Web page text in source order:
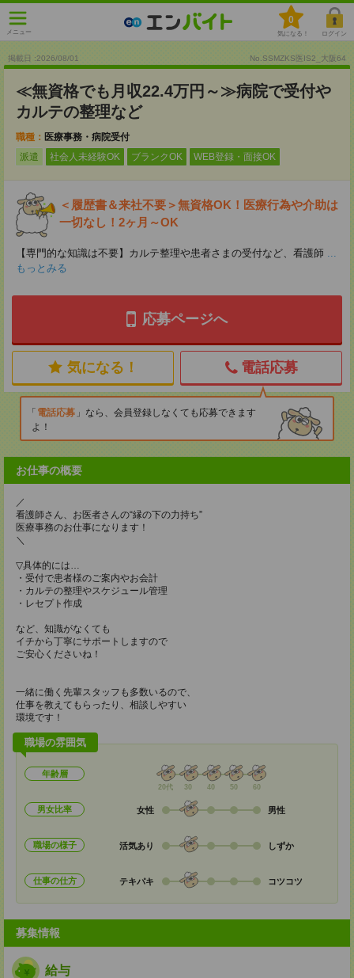
メニュー
0
気になる！ ログイン
掲載日 :2026/08/01 No.SSMZKS医IS2_大阪64
≪無資格でも月収22.4万円～≫病院で受付や
カルテの整理など
職種： 医療事務・病院受付
派遣
社会人未経験OK ブランクOK WEB登録・面接OK
＜履歴書＆来社不要＞無資格OK！医療行為や介助は
一切なし！2ヶ月～OK
【専門的な知識は不要】カルテ整理や患者さまの受付など、看護師 ...
もっとみる
応募ページへ
気になる！ 電話応募
電話応募
なら、会員登録しなくても応募できます
よ！
お仕事の概要
／
看護師さん、お医者さんの“縁の下の力持ち”
医療事務のお仕事になります！
＼
▽具体的には…
・受付で患者様のご案内やお会計
・カルテの整理やスケジュール管理
・レセプト作成
など、知識がなくても
イチから丁寧にサポートしますので
ご安心くださいね！
一緒に働く先輩スタッフも多数いるので、
仕事を教えてもらったり、相談しやすい
環境です！
職場の雰囲気
年齢層
20代 30 40 50 60
男女比率 女性 男性
職場の様子 活気あり しずか
仕事の仕方 テキパキ コツコツ
募集情報
給与